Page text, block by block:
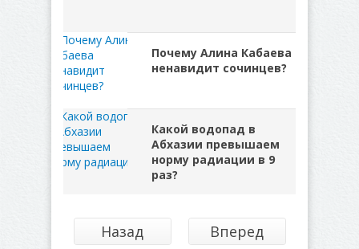
Почему Алина Кабаева
ненавидит сочинцев?
Какой водопад в
Абхазии превышаем
норму радиации в 9
раз?
Назад Вперед